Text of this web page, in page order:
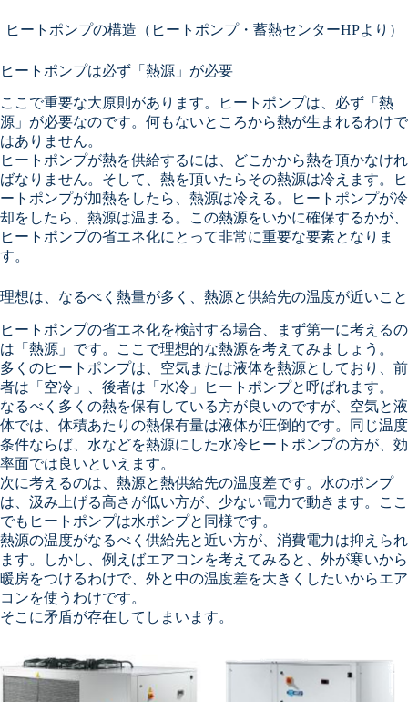
ヒートポンプの構造（ヒートポンプ・蓄熱センターHPより）
ヒートポンプは必ず「熱源」が必要
ここで重要な大原則があります。ヒートポンプは、必ず「熱
源」が必要なのです。何もないところから熱が生まれるわけで
はありません。
ヒートポンプが熱を供給するには、どこかから熱を頂かなけれ
ばなりません。そして、熱を頂いたらその熱源は冷えます。ヒ
ートポンプが加熱をしたら、熱源は冷える。ヒートポンプが冷
却をしたら、熱源は温まる。この熱源をいかに確保するかが、
ヒートポンプの省エネ化にとって非常に重要な要素となりま
す。
理想は、なるべく熱量が多く、熱源と供給先の温度が近いこと
ヒートポンプの省エネ化を検討する場合、まず第一に考えるの
は「熱源」です。ここで理想的な熱源を考えてみましょう。
多くのヒートポンプは、空気または液体を熱源としており、前
者は「空冷」、後者は「水冷」ヒートポンプと呼ばれます。
なるべく多くの熱を保有している方が良いのですが、空気と液
体では、体積あたりの熱保有量は液体が圧倒的です。同じ温度
条件ならば、水などを熱源にした水冷ヒートポンプの方が、効
率面では良いといえます。
次に考えるのは、熱源と熱供給先の温度差です。水のポンプ
は、汲み上げる高さが低い方が、少ない電力で動きます。ここ
でもヒートポンプは水ポンプと同様です。
熱源の温度がなるべく供給先と近い方が、消費電力は抑えられ
ます。しかし、例えばエアコンを考えてみると、外が寒いから
暖房をつけるわけで、外と中の温度差を大きくしたいからエア
コンを使うわけです。
そこに矛盾が存在してしまいます。